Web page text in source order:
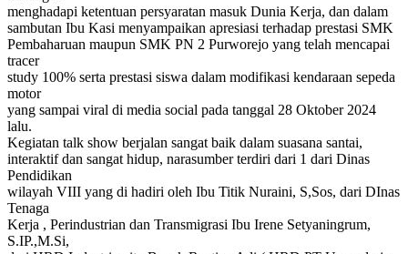
menghadapi ketentuan persyaratan masuk Dunia Kerja, dan dalam
sambutan Ibu Kasi menyampaikan apresiasi terhadap prestasi SMK
Pembaharuan maupun SMK PN 2 Purworejo yang telah mencapai
tracer
study 100% serta prestasi siswa dalam modifikasi kendaraan sepeda
motor
yang sampai viral di media social pada tanggal 28 Oktober 2024
lalu.
Kegiatan talk show berjalan sangat baik dalam suasana santai,
interaktif dan sangat hidup, narasumber terdiri dari 1 dari Dinas
Pendidikan
wilayah VIII yang di hadiri oleh Ibu Titik Nuraini, S,Sos, dari DInas
Tenaga
Kerja , Perindustrian dan Transmigrasi Ibu Irene Setyaningrum,
S.IP.,M.Si,